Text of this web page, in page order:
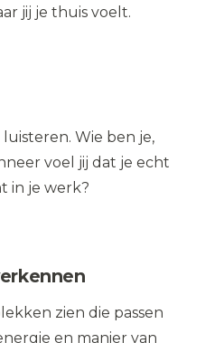
jij je thuis voelt.
Wie ben je,
voel jij dat je echt
in je werk?
zien die passen
en manier van